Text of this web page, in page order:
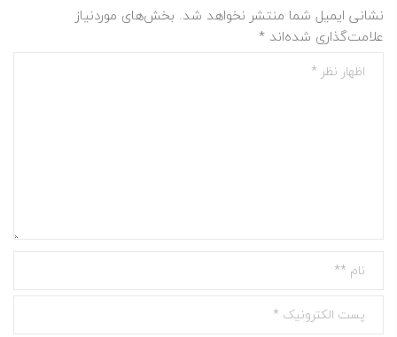
نشانی ایمیل شما منتشر نخواهد شد. بخش‌های موردنیاز
علامت‌گذاری شده‌اند *